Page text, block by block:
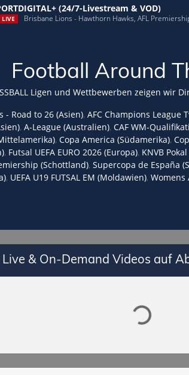
(24/7-Livestream & VOD)
LIVE Brisbane Lions - Hawthorn Hawks, AFL
Football Around
Ligen und Wettbewerben zeigen wir
- Road to 26 (Asien), AFC Champions League
, A-League (Australien), CAF WM-
, Copa America (Südamerika),
, Futsal UEFA EURO 2026 (Europa), KNVB
(Schottland), Supercopa de España
, UEFA U19 FUTSAL EM (Moldawien), Womens
& On-Demand Videos auf
Lade SPORTDIGITAL+ Mediathek